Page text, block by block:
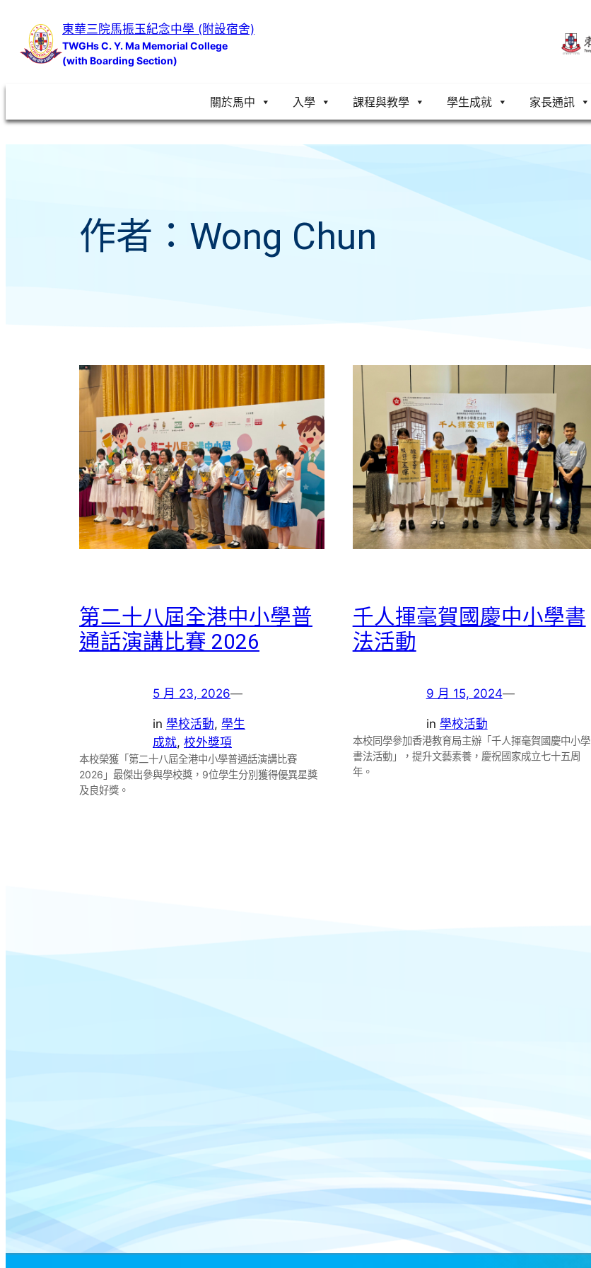
內
東華三院馬振玉紀念中學 (附設宿舍)
TWGHs C. Y. Ma Memorial College
(with Boarding Section)
關於馬中 入學 課程與教學 學生成就 家長通訊
作者： Wong Chun
第二十八屆全港中小學普
通話演講比賽 2026
5 月 23, 2026—
in 學校活動, 學生
成就, 校外獎項
本校榮獲「第二十八屆全港中小學普通話演講比賽
2026」最傑出參與學校獎，9位學生分別獲得優異星獎
及良好獎。
千人揮毫賀國慶中小學書
法活動
9 月 15, 2024—
in 學校活動
本校同學參加香港教育局主辦「千人揮毫賀國慶中小學
書法活動」，提升文藝素養，慶祝國家成立七十五周
年。